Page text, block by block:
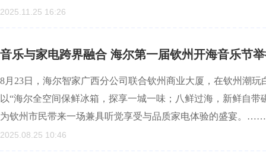
2025.11.25 16:26
音乐与家电跨界融合 海尔第一届钦州开海音乐节
8月23日，海尔智家广西分公司联合钦州商业大厦，在钦州潮
以“海尔全空间保鲜冰箱，探享一城一味；八鲜过海，新鲜自
为钦州市民带来一场兼具听觉享受与品质家电体验的盛宴。……
2025.08.25 10:46